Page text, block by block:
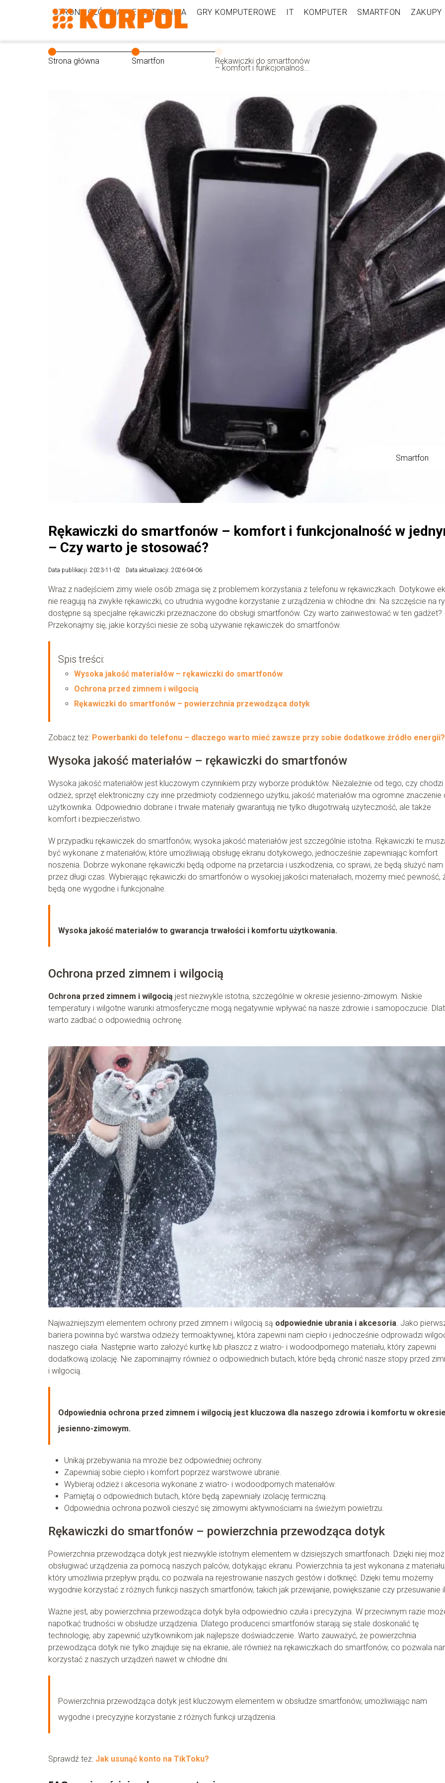
STRONA GŁÓWNA ELEKTRONIKA GRY KOMPUTEROWE IT KOMPUTER SMARTFON ZAKUPY
Strona główna Smartfon Rękawiczki do smartfonów
– komfort i funkcjonalność
w jednym – Czy warto je
Smartfon
Rękawiczki do smartfonów – komfort i funkcjonalność w
– Czy warto je stosować?
Data publikacji: 2023-11-02 Data aktualizacji: 2026-04-06
Wraz z nadejściem zimy wiele osób zmaga się z problemem korzystania z telefonu w rękawiczkach. Dotykowe
nie reagują na zwykłe rękawiczki, co utrudnia wygodne korzystanie z urządzenia w chłodne dni. Na szczęście na
dostępne są specjalne rękawiczki przeznaczone do obsługi smartfonów. Czy warto zainwestować w ten gadżet?
Przekonajmy się, jakie korzyści niesie ze sobą używanie rękawiczek do smartfonów.
Spis treści:
Wysoka jakość materiałów – rękawiczki do smartfonów
Ochrona przed zimnem i wilgocią
Rękawiczki do smartfonów – powierzchnia przewodząca dotyk
Zobacz też: Powerbanki do telefonu – dlaczego warto mieć zawsze przy sobie dodatkowe źródło energii?
Wysoka jakość materiałów – rękawiczki do smartfonów
Wysoka jakość materiałów jest kluczowym czynnikiem przy wyborze produktów. Niezależnie od tego, czy chodzi
odzież, sprzęt elektroniczny czy inne przedmioty codziennego użytku, jakość materiałów ma ogromne znaczenie
użytkownika. Odpowiednio dobrane i trwałe materiały gwarantują nie tylko długotrwałą użyteczność, ale także
komfort i bezpieczeństwo.
W przypadku rękawiczek do smartfonów, wysoka jakość materiałów jest szczególnie istotna. Rękawiczki te
być wykonane z materiałów, które umożliwiają obsługę ekranu dotykowego, jednocześnie zapewniając komfort
noszenia. Dobrze wykonane rękawiczki będą odporne na przetarcia i uszkodzenia, co sprawi, że będą służyć nam
przez długi czas. Wybierając rękawiczki do smartfonów o wysokiej jakości materiałach, możemy mieć pewność,
będą one wygodne i funkcjonalne.
Wysoka jakość materiałów to gwarancja trwałości i komfortu użytkowania.
Ochrona przed zimnem i wilgocią
Ochrona przed zimnem i wilgocią jest niezwykle istotna, szczególnie w okresie jesienno-zimowym. Niskie
temperatury i wilgotne warunki atmosferyczne mogą negatywnie wpływać na nasze zdrowie i samopoczucie.
warto zadbać o odpowiednią ochronę.
Najważniejszym elementem ochrony przed zimnem i wilgocią są odpowiednie ubrania i akcesoria . Jako
bariera powinna być warstwa odzieży termoaktywnej, która zapewni nam ciepło i jednocześnie odprowadzi
naszego ciała. Następnie warto założyć kurtkę lub płaszcz z wiatro- i wodoodpornego materiału, który zapewni
dodatkową izolację. Nie zapominajmy również o odpowiednich butach, które będą chronić nasze stopy przed
i wilgocią.
Odpowiednia ochrona przed zimnem i wilgocią jest kluczowa dla naszego zdrowia i komfortu w
jesienno-zimowym.
Unikaj przebywania na mrozie bez odpowiedniej ochrony.
Zapewniaj sobie ciepło i komfort poprzez warstwowe ubranie.
Wybieraj odzież i akcesoria wykonane z wiatro- i wodoodpornych materiałów.
Pamiętaj o odpowiednich butach, które będą zapewniały izolację termiczną.
Odpowiednia ochrona pozwoli cieszyć się zimowymi aktywnościami na świeżym powietrzu.
Rękawiczki do smartfonów – powierzchnia przewodząca dotyk
Powierzchnia przewodząca dotyk jest niezwykle istotnym elementem w dzisiejszych smartfonach. Dzięki niej
obsługiwać urządzenia za pomocą naszych palców, dotykając ekranu. Powierzchnia ta jest wykonana z
który umożliwia przepływ prądu, co pozwala na rejestrowanie naszych gestów i dotknięć. Dzięki temu możemy
wygodnie korzystać z różnych funkcji naszych smartfonów, takich jak przewijanie, powiększanie czy przesuwanie
Ważne jest, aby powierzchnia przewodząca dotyk była odpowiednio czuła i precyzyjna. W przeciwnym razie
napotkać trudności w obsłudze urządzenia. Dlatego producenci smartfonów starają się stale doskonalić tę
technologię, aby zapewnić użytkownikom jak najlepsze doświadczenie. Warto zauważyć, że powierzchnia
przewodząca dotyk nie tylko znajduje się na ekranie, ale również na rękawiczkach do smartfonów, co pozwala
korzystać z naszych urządzeń nawet w chłodne dni.
Powierzchnia przewodząca dotyk jest kluczowym elementem w obsłudze smartfonów, umożliwiając nam
wygodne i precyzyjne korzystanie z różnych funkcji urządzenia.
Sprawdź też: Jak usunąć konto na TikToku?